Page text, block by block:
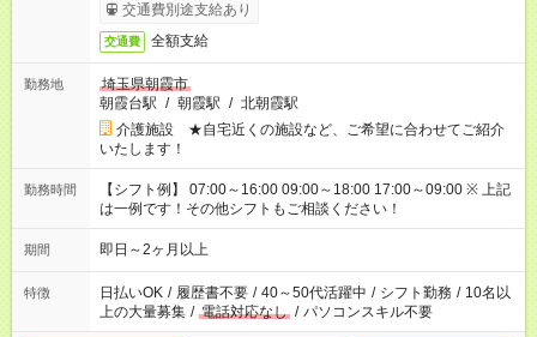
交通費別途支給あり
交通費 全額支給
勤務地
埼玉県朝霞市
朝霞台駅 / 朝霞駅 / 北朝霞駅
介護施設 ★自宅近くの施設など、ご希望に合わせてご紹介
いたします！
勤務時間
【シフト例】 07:00～16:00 09:00～18:00 17:00～09:00 ※ 上記
は一例です！その他シフトもご相談ください！
期間 即日～2ヶ月以上
特徴 日払いOK / 履歴書不要 / 40～50代活躍中 / シフト勤務 / 10名以
上の大量募集 / 電話対応なし / パソコンスキル不要